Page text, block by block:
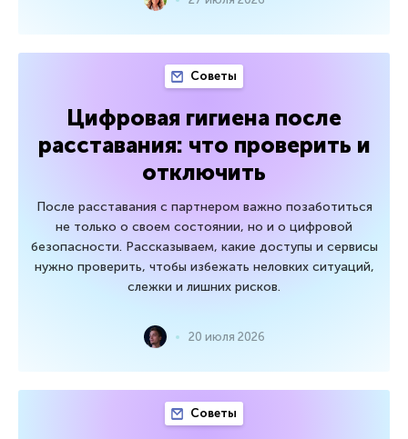
Советы
Цифровая гигиена после
расставания: что проверить и
отключить
После расставания с партнером важно позаботиться
не только о своем состоянии, но и о цифровой
безопасности. Рассказываем, какие доступы и сервисы
нужно проверить, чтобы избежать неловких ситуаций,
слежки и лишних рисков.
20 июля 2026
Советы